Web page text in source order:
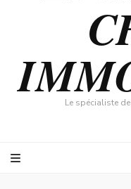
Le spécialiste